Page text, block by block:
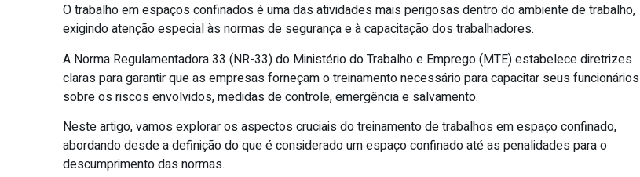
O trabalho em espaços confinados é uma das atividades mais perigosas dentro do ambiente de trabalho,
exigindo atenção especial às normas de segurança e à capacitação dos trabalhadores.
A Norma Regulamentadora 33 (NR-33) do Ministério do Trabalho e Emprego (MTE) estabelece diretrizes
claras para garantir que as empresas forneçam o treinamento necessário para capacitar seus funcionários
sobre os riscos envolvidos, medidas de controle, emergência e salvamento.
Neste artigo, vamos explorar os aspectos cruciais do treinamento de trabalhos em espaço confinado,
abordando desde a definição do que é considerado um espaço confinado até as penalidades para o
descumprimento das normas.